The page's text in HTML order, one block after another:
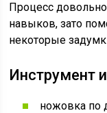
Процесс
навыков, зато
некоторые
Инструмент
ножовка по